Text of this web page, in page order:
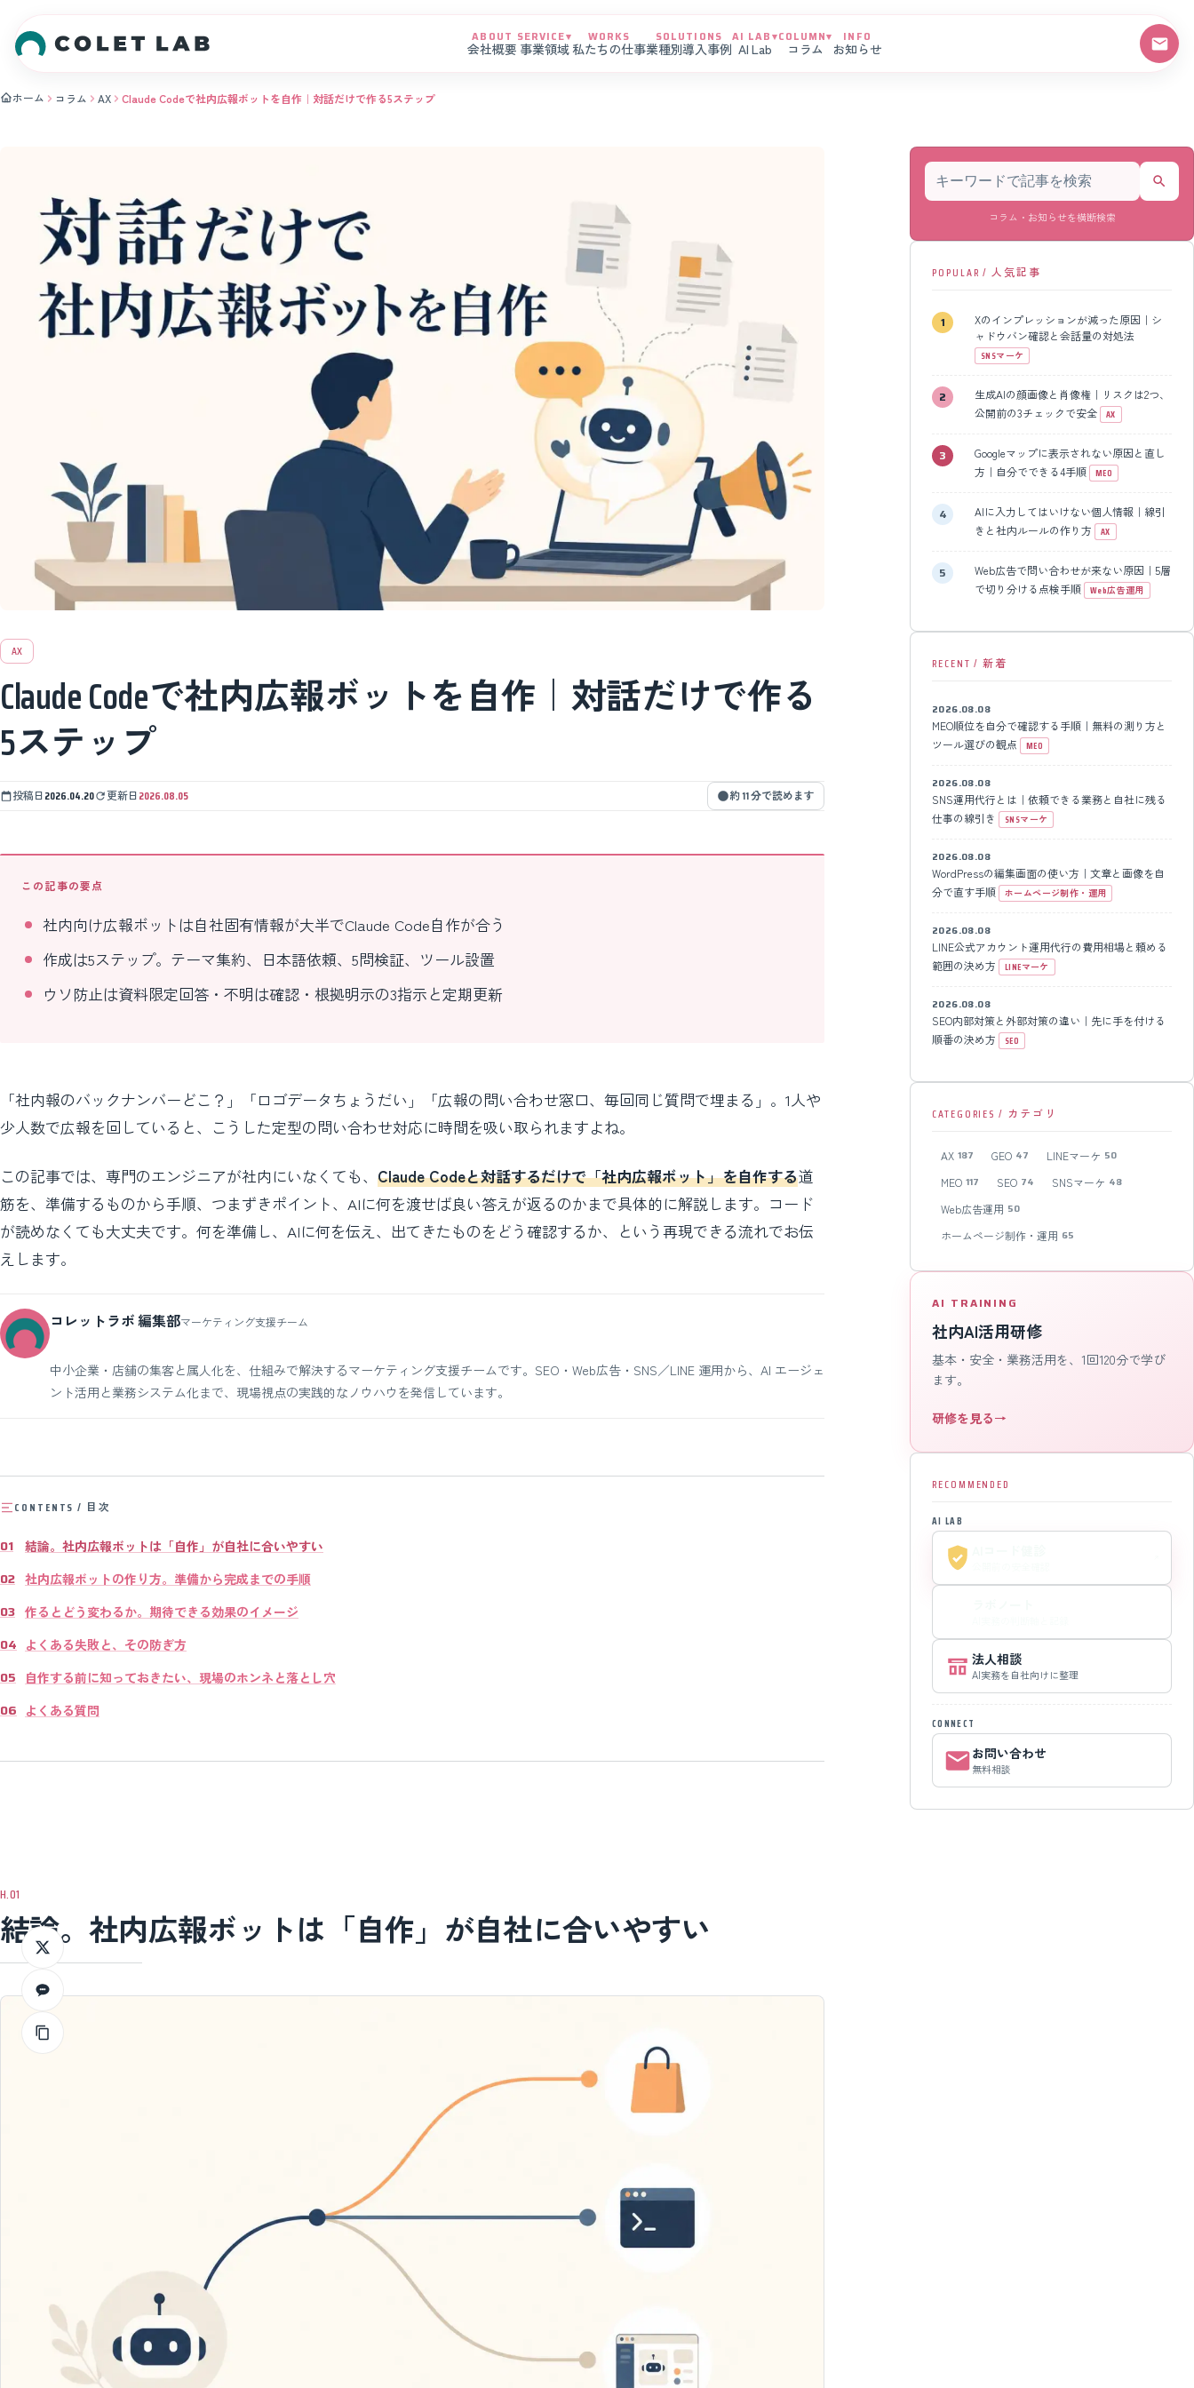
ABOUT
会社概要
SERVICE▾
事業領域
WORKS
私たちの仕事
SOLUTIONS
業種別導入事例
AI LAB▾
AI Lab
COLUMN▾
コラム
INFO
お知らせ
ホーム コラム AX Claude Codeで社内広報ボットを自作｜対話だけで作る5ステップ
AX
Claude Codeで社内広報ボットを自作｜対話だけで作る
5ステップ
投稿日2026.04.20 更新日2026.08.05 約 11 分で読めます
この記事の要点
社内向け広報ボットは自社固有情報が大半でClaude Code自作が合う
作成は5ステップ。テーマ集約、日本語依頼、5問検証、ツール設置
ウソ防止は資料限定回答・不明は確認・根拠明示の3指示と定期更新
「社内報のバックナンバーどこ？」「ロゴデータちょうだい」「広報の問い合わせ窓口、毎回同じ質問で埋まる」。1人や
少人数で広報を回していると、こうした定型の問い合わせ対応に時間を吸い取られますよね。
この記事では、専門のエンジニアが社内にいなくても、 Claude Codeと対話するだけで「社内広報ボット」を自作する道
筋を、準備するものから手順、つまずきポイント、AIに何を渡せば良い答えが返るのかまで具体的に解説します。コード
が読めなくても大丈夫です。何を準備し、AIに何を伝え、出てきたものをどう確認するか、という再現できる流れでお伝
えします。
コレットラボ 編集部マーケティング支援チーム
中小企業・店舗の集客と属人化を、仕組みで解決するマーケティング支援チームです。SEO・Web広告・SNS／LINE 運用から、AI エージェ
ント活用と業務システム化まで、現場視点の実践的なノウハウを発信しています。
CONTENTS / 目次
結論。社内広報ボットは「自作」が自社に合いやすい
社内広報ボットの作り方。準備から完成までの手順
作るとどう変わるか。期待できる効果のイメージ
よくある失敗と、その防ぎ方
自作する前に知っておきたい、現場のホンネと落とし穴
よくある質問
結論。社内広報ボットは「自作」が自社に合いやすい
記事を検索
コラム・お知らせを横断検索
POPULAR / 人気記事
Xのインプレッションが減った原因｜シ
ャドウバン確認と会話量の対処法
SNSマーケ
生成AIの顔画像と肖像権｜リスクは2つ、
公開前の3チェックで安全
AX
Googleマップに表示されない原因と直し
方｜自分でできる4手順
MEO
AIに入力してはいけない個人情報｜線引
きと社内ルールの作り方
AX
Web広告で問い合わせが来ない原因｜5層
で切り分ける点検手順
Web広告運用
RECENT / 新着
2026.08.08
MEO順位を自分で確認する手順｜無料の測り方と
ツール選びの観点
MEO
2026.08.08
SNS運用代行とは｜依頼できる業務と自社に残る
仕事の線引き
SNSマーケ
2026.08.08
WordPressの編集画面の使い方｜文章と画像を自
分で直す手順
ホームページ制作・運用
2026.08.08
LINE公式アカウント運用代行の費用相場と頼める
範囲の決め方
LINEマーケ
2026.08.08
SEO内部対策と外部対策の違い｜先に手を付ける
順番の決め方
SEO
CATEGORIES / カテゴリ
AX 187 GEO 47 LINEマーケ 50
MEO 117 SEO 74 SNSマーケ 48
Web広告運用 50
ホームページ制作・運用 65
AI TRAINING
社内AI活用研修
基本・安全・業務活用を、1回120分で学び
ます。
研修を見る→
RECOMMENDED
AI LAB
法人相談
AI実務を自社向けに整理
CONNECT
お問い合わせ
無料相談